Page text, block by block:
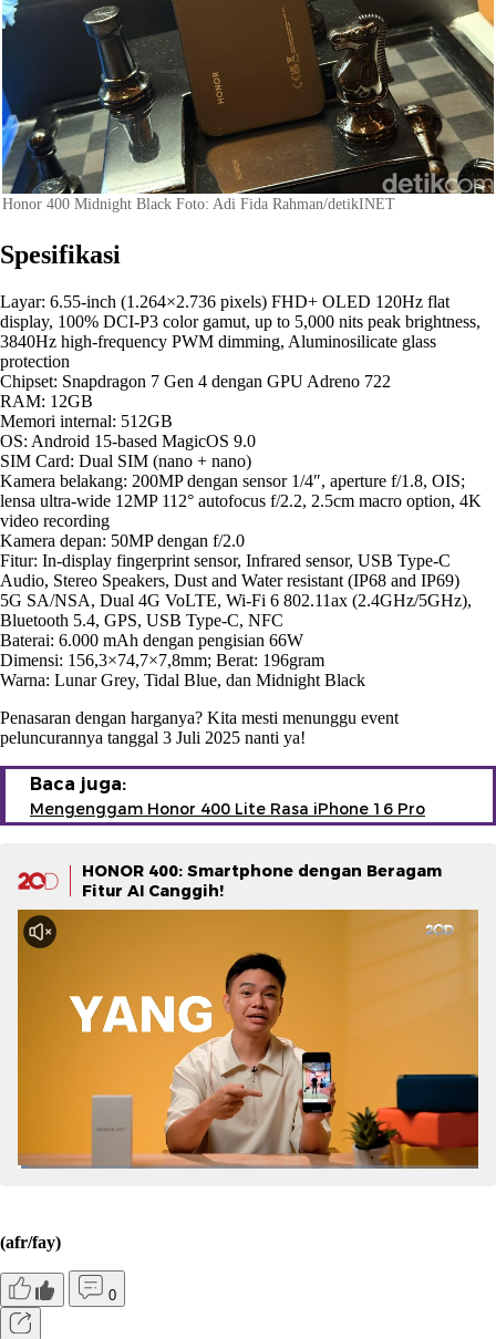
Honor 400 Midnight Black Foto: Adi Fida Rahman/detikINET
Spesifikasi
Layar: 6.55-inch (1.264×2.736 pixels) FHD+ OLED 120Hz flat
display, 100% DCI-P3 color gamut, up to 5,000 nits peak brightness,
3840Hz high-frequency PWM dimming, Aluminosilicate glass
protection
Chipset: Snapdragon 7 Gen 4 dengan GPU Adreno 722
RAM: 12GB
Memori internal: 512GB
OS: Android 15-based MagicOS 9.0
SIM Card: Dual SIM (nano + nano)
Kamera belakang: 200MP dengan sensor 1/4″, aperture f/1.8, OIS;
lensa ultra-wide 12MP 112° autofocus f/2.2, 2.5cm macro option, 4K
video recording
Kamera depan: 50MP dengan f/2.0
Fitur: In-display fingerprint sensor, Infrared sensor, USB Type-C
Audio, Stereo Speakers, Dust and Water resistant (IP68 and IP69)
5G SA/NSA, Dual 4G VoLTE, Wi-Fi 6 802.11ax (2.4GHz/5GHz),
Bluetooth 5.4, GPS, USB Type-C, NFC
Baterai: 6.000 mAh dengan pengisian 66W
Dimensi: 156,3×74,7×7,8mm; Berat: 196gram
Warna: Lunar Grey, Tidal Blue, dan Midnight Black
Penasaran dengan harganya? Kita mesti menunggu event
peluncurannya tanggal 3 Juli 2025 nanti ya!
Baca juga:
Mengenggam Honor 400 Lite Rasa iPhone 16 Pro
HONOR 400: Smartphone dengan Beragam
Fitur AI Canggih!
(afr/fay)
0